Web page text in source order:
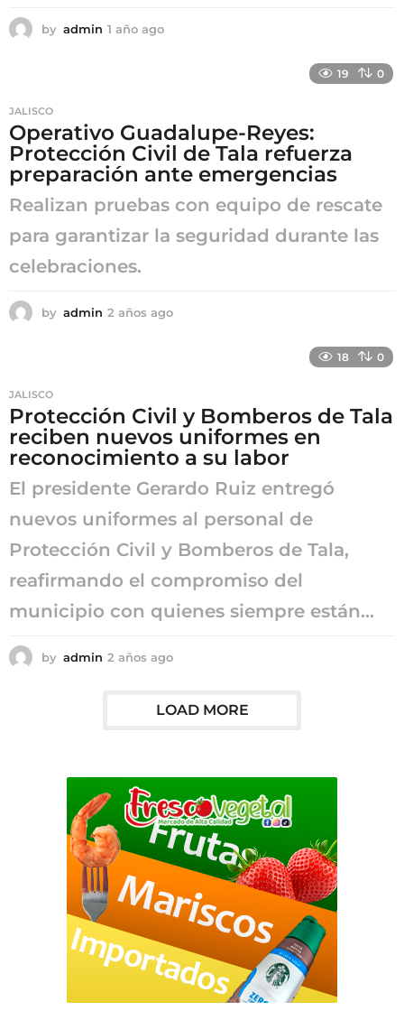
by admin 1 año ago
o
19 0
JALISCO
Operativo Guadalupe-Reyes:
Protección Civil de Tala refuerza
preparación ante emergencias
Realizan pruebas con equipo de rescate
para garantizar la seguridad durante las
celebraciones.
by admin 2 años ago
o
18 0
JALISCO
Protección Civil y Bomberos de Tala
reciben nuevos uniformes en
reconocimiento a su labor
El presidente Gerardo Ruiz entregó
nuevos uniformes al personal de
Protección Civil y Bomberos de Tala,
reafirmando el compromiso del
municipio con quienes siempre están...
by admin 2 años ago
o
o
LOAD MORE